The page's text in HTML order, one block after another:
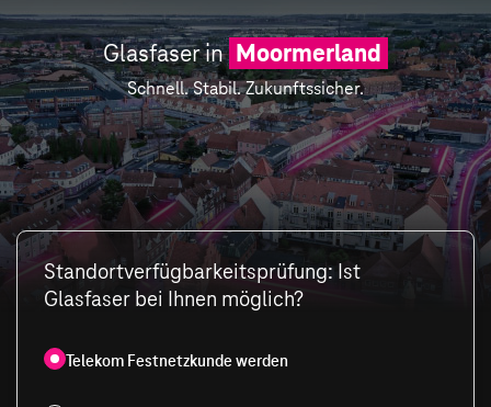
Glasfaser in Moormerland
Schnell. Stabil. Zukunftssicher.
Standortverfügbarkeitsprüfung: Ist
Glasfaser bei Ihnen möglich?
Telekom Festnetzkunde werden